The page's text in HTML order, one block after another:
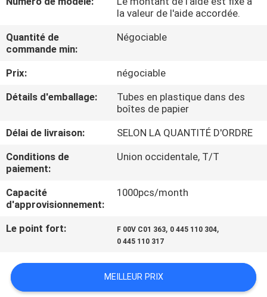
VISITE
DE
L'USINE
CONTRÔLE
QUALITÉ
CONTACTEZ-
NOUS
NOUVELLES
LES
AFFAIRES
la valeur de l'aide accordée.
Quantité de
commande min:
Négociable
Prix:
négociable
Détails d'emballage:
Tubes en plastique dans des
boîtes de papier
Délai de livraison:
SELON LA QUANTITÉ D'ORDRE
Conditions de
paiement:
Union occidentale, T/T
Capacité
d'approvisionnement:
1000pcs/month
Le point fort: F 00V C01 363, 0 445 110 304,
0 445 110 317
MEILLEUR PRIX